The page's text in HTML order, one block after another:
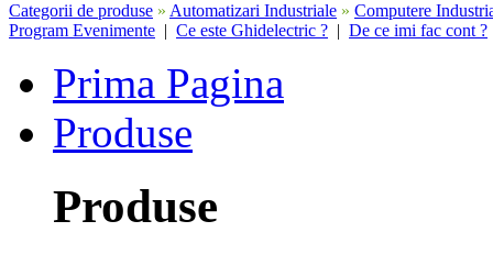
Categorii de produse » Automatizari Industriale » Computere
Program Evenimente | Ce este Ghidelectric ? | De ce imi fac cont ?
Prima Pagina
Produse
Produse